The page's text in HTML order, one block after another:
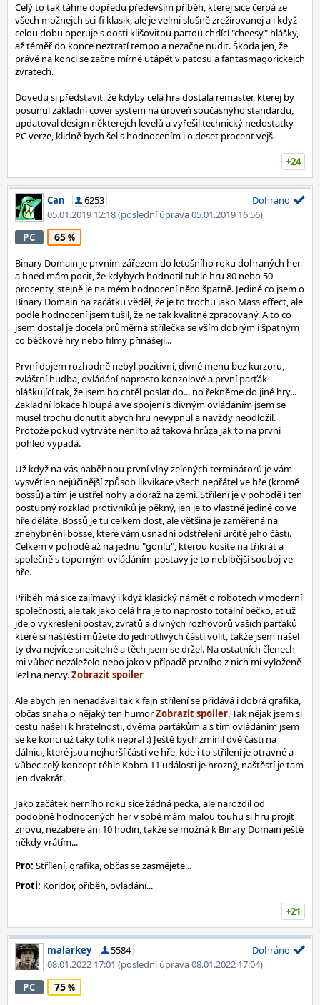
Celý to tak táhne dopředu především příběh, kterej sice čerpá ze
všech možnejch sci-fi klasik, ale je velmi slušně zrežírovanej a i když
celou dobu operuje s dosti klišovitou partou chrlící "cheesy" hlášky,
až téměř do konce neztratí tempo a nezačne nudit. Škoda jen, že
právě na konci se začne mírně utápět v patosu a fantasmagorickejch
zvratech.
Dovedu si představit, že kdyby celá hra dostala remaster, kterej by
posunul základní cover system na úroveň současnýho standardu,
updatoval design některejch levelů a vyřešil technický nedostatky
PC verze, klidně bych šel s hodnocením i o deset procent vejš.
+24
Can
6253
05.01.2019 12:18(poslední úprava 05.01.2019 16:56)
Dohráno
PC 65
Binary Domain je prvním zářezem do letošního roku dohraných her
a hned mám pocit, že kdybych hodnotil tuhle hru 80 nebo 50
procenty, stejně je na mém hodnocení něco špatně. Jediné co jsem o
Binary Domain na začátku věděl, že je to trochu jako Mass effect, ale
podle hodnocení jsem tušil, že ne tak kvalitně zpracovaný. A to co
jsem dostal je docela průměrná střílečka se vším dobrým i špatným
co béčkové hry nebo filmy přinášejí...
První dojem rozhodně nebyl pozitivní, divné menu bez kurzoru,
zvláštní hudba, ovládání naprosto konzolové a první parťák
hláškující tak, že jsem ho chtěl poslat do... no řekněme do jiné hry...
Zakladní lokace hloupá a ve spojení s divným ovládáním jsem se
musel trochu donutit abych hru nevypnul a navždy neodložil.
Protože pokud vytrváte není to až taková hrůza jak to na první
pohled vypadá.
Už když na vás naběhnou první vlny zelených terminátorů je vám
vysvětlen nejúčinější způsob likvikace všech nepřátel ve hře (kromě
bossů) a tím je ustřel nohy a doraž na zemi. Střílení je v pohodě i ten
postupný rozklad protivníků je pěkný, jen je to vlastně jediné co ve
hře děláte. Bossů je tu celkem dost, ale většina je zaměřená na
znehybnění bosse, které vám usnadní odstřelení určité jeho části.
Celkem v pohodě až na jednu "gorilu", kterou kosíte na třikrát a
společně s toporným ovládáním postavy je to neblbější souboj ve
hře.
Přiběh má sice zajímavý i když klasický námět o robotech v moderní
společnosti, ale tak jako celá hra je to naprosto totální béčko, ať už
jde o vykreslení postav, zvratů a divných rozhovorů vašich parťáků
které si naštěstí můžete do jednotlivých částí volit, takže jsem našel
ty dva nejvíce snesitelné a těch jsem se držel. Na ostatních členech
mi vůbec nezáleželo nebo jako v případě prvního z nich mi vyloženě
lezl na nervy.
Ale abych jen nenadával tak k fajn střílení se přidává i dobrá grafika,
občas snaha o nějaký ten humor
. Tak nějak jsem si
cestu našel i k hratelnosti, dvěma parťákům a s tím ovládáním jsem
se ke konci už taky tolik nepral :) Ještě bych zmínil dvě části na
dálnici, které jsou nejhorší částí ve hře, kde i to střílení je otravné a
vůbec celý koncept téhle Kobra 11 události je hrozný, naštěstí je tam
jen dvakrát.
Jako začátek herního roku sice žádná pecka, ale narozdíl od
podobně hodnocených her v sobě mám malou touhu si hru projít
znovu, nezabere ani 10 hodin, takže se možná k Binary Domain ještě
někdy vrátím...
Pro: Střílení, grafika, občas se zasmějete...
Proti: Koridor, příběh, ovládání...
+21
malarkey
5584
08.01.2022 17:01 (poslední úprava 08.01.2022 17:04)
Dohráno
PC 75